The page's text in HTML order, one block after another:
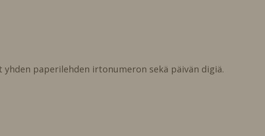
yhden paperilehden irtonumeron sekä päivän digiä.